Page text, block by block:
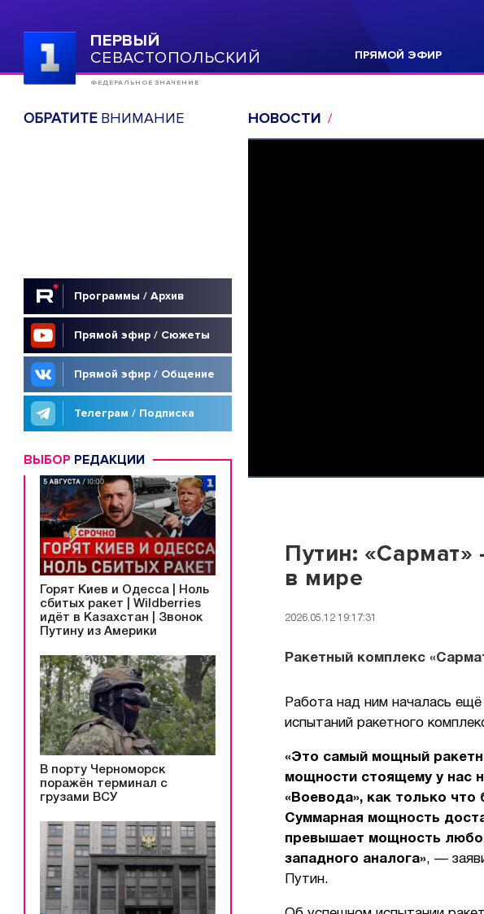
ПЕРВЫЙ
СЕВАСТОПОЛЬСКИЙ
ФЕДЕРАЛЬНОЕ ЗНАЧЕНИЕ
ПРЯМОЙ ЭФИР
ОБРАТИТЕВНИМАНИЕ
Программы / Архив
Прямой эфир / Сюжеты
Прямой эфир / Общение
Телеграм / Подписка
ВЫБОР РЕДАКЦИИ
Горят Киев и Одесса | Ноль
сбитых ракет | Wildberries
идёт в Казахстан | Звонок
Путину из Америки
В порту Черноморск
поражён терминал с
грузами ВСУ
НОВОСТИ
Путин:
в мире
2026.05.12 19:17:31
Ракетный комплекс
Работа над ним началась
испытаний ракетного
«Это самый мощный
мощности стоящему у нас
«Воевода», как только
Суммарная мощность
превышает мощность
западного аналога», —
Путин.